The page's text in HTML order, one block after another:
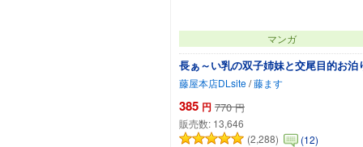
マンガ
長ぁ～い乳の双子姉妹と交尾目的お泊
藤屋本店DLsite/藤ます
385 円 770 円
販売数: 13,646
(2,288)
(12)